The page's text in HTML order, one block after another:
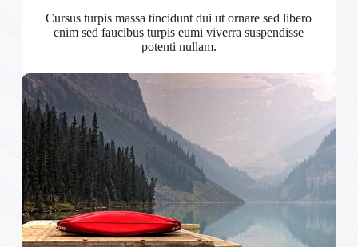
Cursus turpis massa tincidunt dui ut ornare sed libero
enim sed faucibus turpis eumi viverra suspendisse
potenti nullam.